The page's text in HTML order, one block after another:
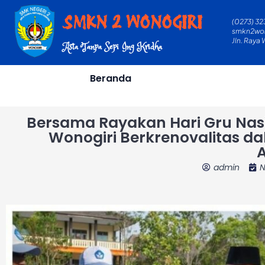
Skip
content
SMKN 2 WONOGIRI
Asta Tanpa Sepi Ing Kridha
(0273)
Jln.
Beranda
Bersama Rayakan Hari Gru
Wonogiri Berkrenovalitas
admin